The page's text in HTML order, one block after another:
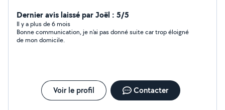
feu), déménagement, je n'ai pas peur de sortir de ma
zone de confort, vous pouvez me contacter au
O7.72.O7.76.14
Dernier avis laissé par Joël : 5/5
Il y a plus de 6 mois
Bonne communication, je n'ai pas donné suite car trop éloigné
de mon domicile.
Voir le profil Contacter